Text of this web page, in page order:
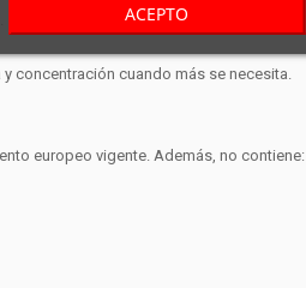
concentración cuando más se necesita.
europeo vigente. Además, no contiene:
ACEPTO